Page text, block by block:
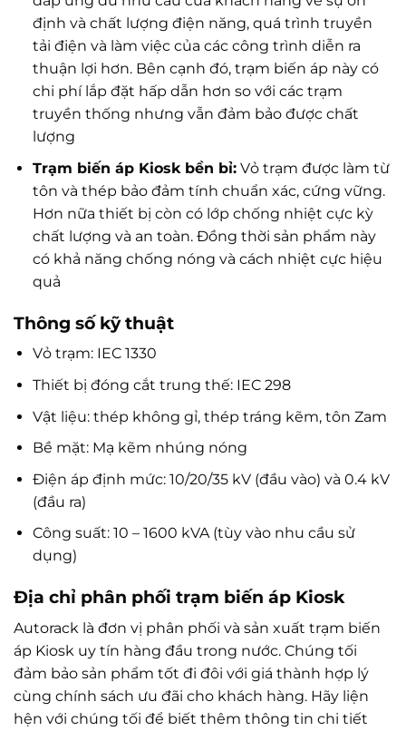
định và chất lượng điện năng, quá trình truyền
tải điện và làm việc của các công trình diễn ra
thuận lợi hơn. Bên cạnh đó, trạm biến áp này có
chi phí lắp đặt hấp dẫn hơn so với các trạm
truyền thống nhưng vẫn đảm bảo được chất
lượng
Trạm biến áp Kiosk bền bỉ:Vỏ trạm được làm từ
tôn và thép bảo đảm tính chuẩn xác, cứng vững.
Hơn nữa thiết bị còn có lớp chống nhiệt cực kỳ
chất lượng và an toàn. Đồng thời sản phẩm này
có khả năng chống nóng và cách nhiệt cực hiệu
quả
Thông số kỹ thuật
Vỏ trạm: IEC 1330
Thiết bị đóng cắt trung thế: IEC 298
Vật liệu: thép không gỉ, thép tráng kẽm, tôn Zam
Bề mặt: Mạ kẽm nhúng nóng
Điện áp định mức: 10/20/35 kV (đầu vào) và 0.4 kV
(đầu ra)
Công suất: 10 – 1600 kVA (tùy vào nhu cầu sử
dụng)
Địa chỉ phân phối trạm biến áp Kiosk
Autorack là đơn vị phân phối và sản xuất trạm biến
áp Kiosk uy tín hàng đầu trong nước. Chúng tối
đảm bảo sản phẩm tốt đi đôi với giá thành hợp lý
cùng chính sách ưu đãi cho khách hàng. Hãy liện
hện với chúng tối để biết thêm thông tin chi tiết